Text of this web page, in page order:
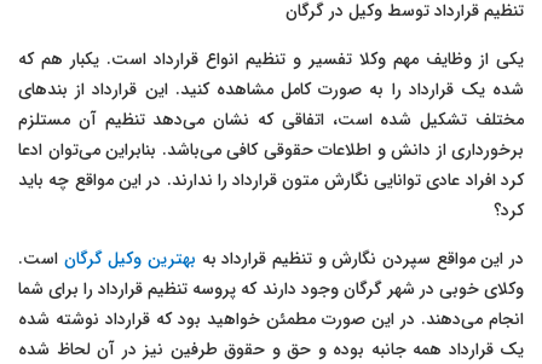
تنظیم قرارداد توسط وکیل در گرگان
یکی از وظایف مهم وکلا تفسیر و تنظیم انواع قرارداد است. یکبار هم که
شده یک قرارداد را به صورت کامل مشاهده کنید. این قرارداد از بندهای
مختلف تشکیل شده است، اتفاقی که نشان می‌دهد تنظیم آن مستلزم
برخورداری از دانش و اطلاعات حقوقی کافی می‌باشد. بنابراین می‌توان ادعا
کرد افراد عادی توانایی نگارش متون قرارداد را ندارند. در این مواقع چه باید
کرد؟
در این مواقع سپردن نگارش و تنظیم قرارداد به بهترین وکیل گرگان است.
وکلای خوبی در شهر گرگان وجود دارند که پروسه تنظیم قرارداد را برای شما
انجام می‌دهند. در این صورت مطمئن خواهید بود که قرارداد نوشته شده
یک قرارداد همه جانبه بوده و حق و حقوق طرفین نیز در آن لحاظ شده